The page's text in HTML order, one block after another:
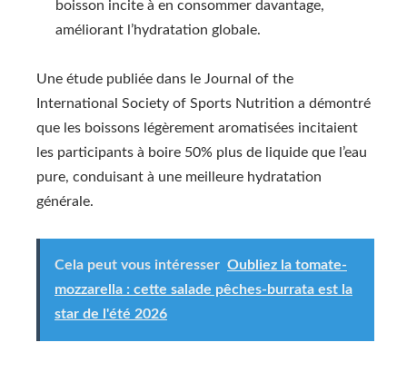
boisson incite à en consommer davantage,
améliorant l’hydratation globale.
Une étude publiée dans le Journal of the
International Society of Sports Nutrition a démontré
que les boissons légèrement aromatisées incitaient
les participants à boire 50% plus de liquide que l’eau
pure, conduisant à une meilleure hydratation
générale.
Cela peut vous intéresser Oubliez la tomate-
mozzarella : cette salade pêches-burrata est la
star de l'été 2026